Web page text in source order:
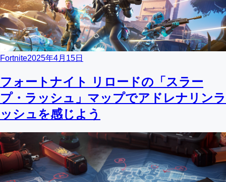
Fortnite2025年4月15日
フォートナイト リロードの「スラー
プ・ラッシュ」マップでアドレナリンラ
ッシュを感じよう